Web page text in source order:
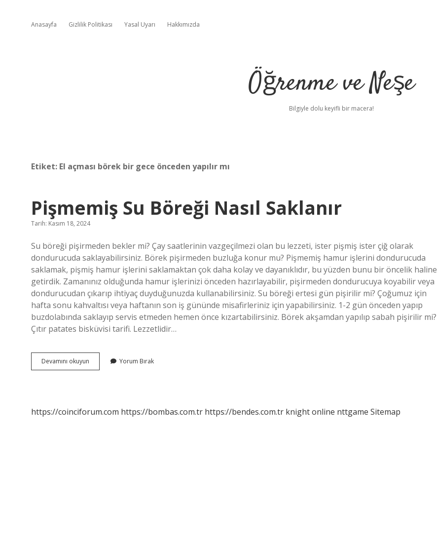
Anasayfa Gizlilik Politikası Yasal Uyarı Hakkımızda
Öğrenme ve Neşe
Bilgiyle dolu keyifli bir macera!
Etiket: El açması börek bir gece önceden yapılır mı
Pişmemiş Su Böreği Nasıl Saklanır
Tarih: Kasım 18, 2024
Su böreği pişirmeden bekler mi? Çay saatlerinin vazgeçilmezi olan bu lezzeti, ister pişmiş ister çiğ olarak
dondurucuda saklayabilirsiniz. Börek pişirmeden buzluğa konur mu? Pişmemiş hamur işlerini dondurucuda
saklamak, pişmiş hamur işlerini saklamaktan çok daha kolay ve dayanıklıdır, bu yüzden bunu bir öncelik haline
getirdik. Zamanınız olduğunda hamur işlerinizi önceden hazırlayabilir, pişirmeden dondurucuya koyabilir veya
dondurucudan çıkarıp ihtiyaç duyduğunuzda kullanabilirsiniz. Su böreği ertesi gün pişirilir mi? Çoğumuz için
hafta sonu kahvaltısı veya haftanın son iş gününde misafirleriniz için yapabilirsiniz. 1-2 gün önceden yapıp
buzdolabında saklayıp servis etmeden hemen önce kızartabilirsiniz. Börek akşamdan yapılıp sabah pişirilir mi?
Çıtır patates bisküvisi tarifi. Lezzetlidir…
Devamını okuyun Pişmemiş
Su
Yorum Bırak
https://coinciforum.com https://bombas.com.tr https://bendes.com.tr knight online nttgame Sitemap